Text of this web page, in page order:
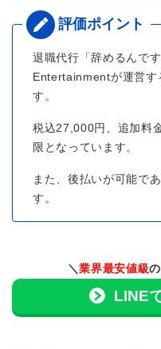
退職代行「辞めるんで
Entertainmentが運営す
す。
税込27,000円、追加料
限となっています。
また、後払いが可能で
す。
＼業界最安値級
LINE